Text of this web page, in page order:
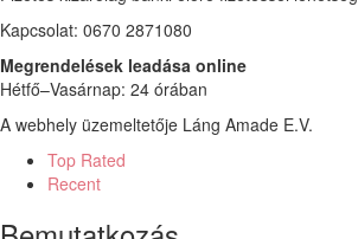
Kapcsolat: 0670 2871080
Megrendelések leadása online
Hétfő–Vasárnap: 24 órában
A webhely üzemeltetője Láng Amade E.V.
Top Rated
Recent